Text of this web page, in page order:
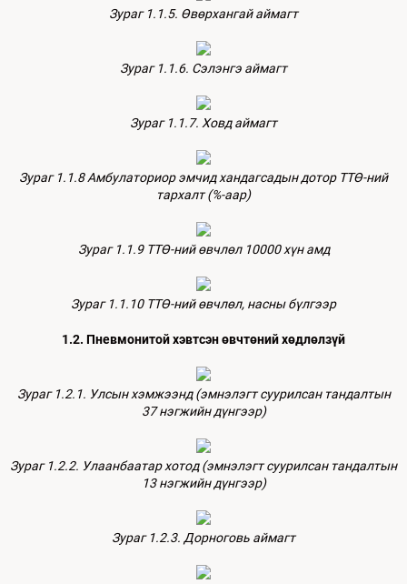
Зураг 1.1.5. Өвөрхангай аймагт
Зураг 1.1.6. Сэлэнгэ аймагт
Зураг 1.1.7. Ховд аймагт
Зураг 1.1.8 Амбулаториор эмчид хандагсадын дотор ТТӨ-ний
тархалт (%-аар)
Зураг 1.1.9 ТТӨ-ний өвчлөл 10000 хүн амд
Зураг 1.1.10 ТТӨ-ний өвчлөл, насны бүлгээр
1.2. Пневмонитой хэвтсэн өвчтөний хөдлөлзүй
Зураг 1.2.1. Улсын хэмжээнд (эмнэлэгт суурилсан тандалтын
37 нэгжийн дүнгээр)
Зураг 1.2.2. Улаанбаатар хотод (эмнэлэгт суурилсан тандалтын
13 нэгжийн дүнгээр)
Зураг 1.2.3. Дорноговь аймагт